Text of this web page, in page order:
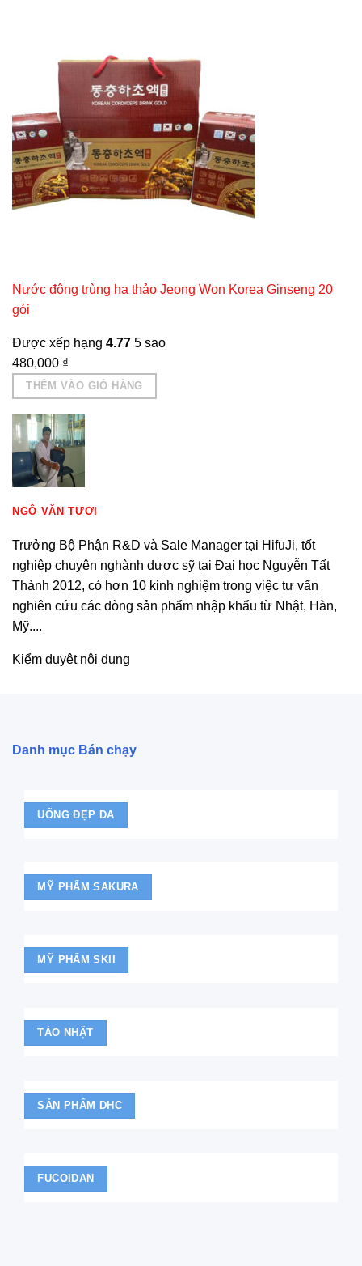
Nước đông trùng hạ thảo Jeong Won Korea Ginseng 20
gói
Được xếp hạng 4.775 sao
480,000 ₫
THÊM VÀO GIỎ HÀNG
NGÔ VĂN TƯƠI
Trưởng Bộ Phận R&D và Sale Manager tại HifuJi, tốt
nghiệp chuyên nghành dược sỹ tại Đại học Nguyễn Tất
Thành 2012, có hơn 10 kinh nghiệm trong việc tư vấn
nghiên cứu các dòng sản phẩm nhập khẩu từ Nhật, Hàn,
Mỹ....
Kiểm duyệt nội dung
Danh mục Bán chạy
UỐNG ĐẸP DA
MỸ PHẨM SAKURA
MỸ PHẨM SKII
TẢO NHẬT
SẢN PHẨM DHC
FUCOIDAN